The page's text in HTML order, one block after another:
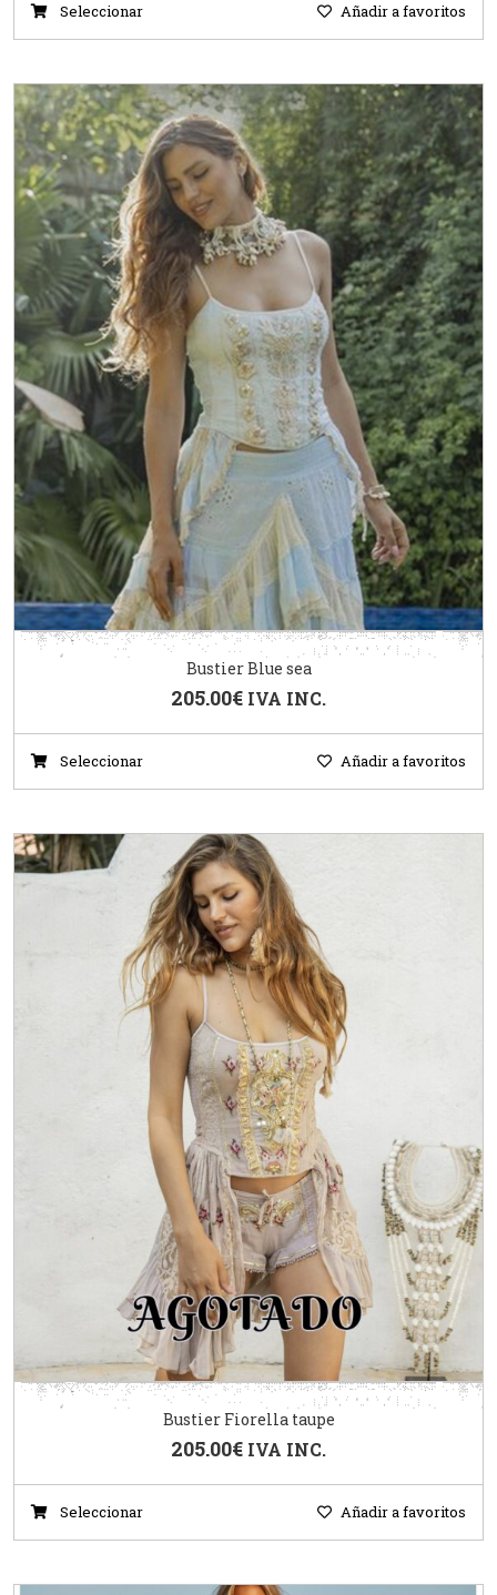
Seleccionar Añadir a favoritos
Bustier Blue sea
205.00€ IVA INC.
Seleccionar Añadir a favoritos
Bustier Fiorella taupe
205.00€ IVA INC.
Seleccionar Añadir a favoritos